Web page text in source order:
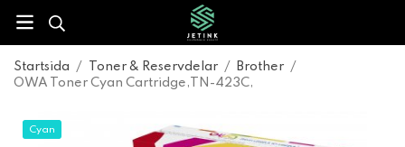
Startsida / Toner & Reservdelar / Brother /
OWA Toner Cyan Cartridge,TN-423C,
Cyan